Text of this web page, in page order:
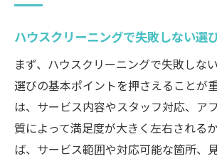
口コミで人気のハウスクリー
満足度重視派に贈るハウスクリ
ハウスクリーニング利用前に
イント
ハレピカやおそうじ本舗の
法
ハウスクリーニングで失敗しない選
まず、ハウスクリーニングで失敗しな
選びの基本ポイントを押さえることが
は、サービス内容やスタッフ対応、ア
質によって満足度が大きく左右される
ば、サービス範囲や対応可能な箇所、